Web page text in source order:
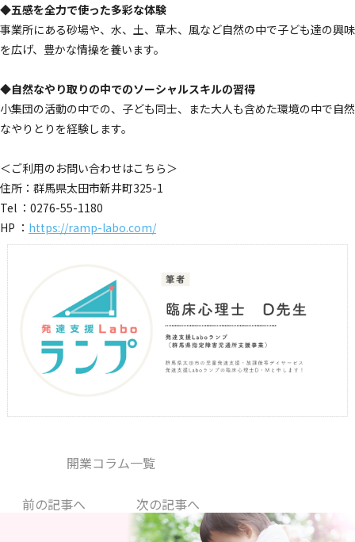
◆五感を全力で使った多彩な体験
事業所にある砂場や、水、土、草木、風など自然の中で子ども達の興味
を広げ、豊かな情操を養います。
◆自然なやり取りの中でのソーシャルスキルの習得
小集団の活動の中での、子ども同士、また大人も含めた環境の中で自然
なやりとりを経験します。
＜ご利用のお問い合わせはこちら＞
住所：群馬県太田市新井町325-1
Tel ：0276-55-1180
HP ： https://ramp-labo.com/
前の記事へ
開業コラム一覧
次の記事へ